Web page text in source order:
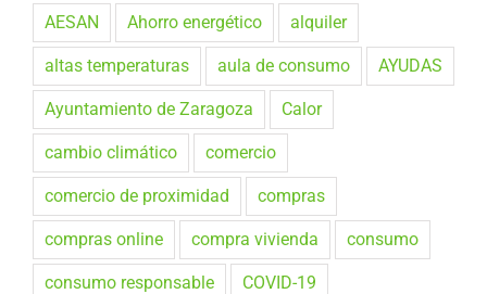
AESAN Ahorro energético alquiler
altas temperaturas aula de consumo AYUDAS
Ayuntamiento de Zaragoza Calor
cambio climático comercio
comercio de proximidad compras
compras online compra vivienda consumo
consumo responsable COVID-19